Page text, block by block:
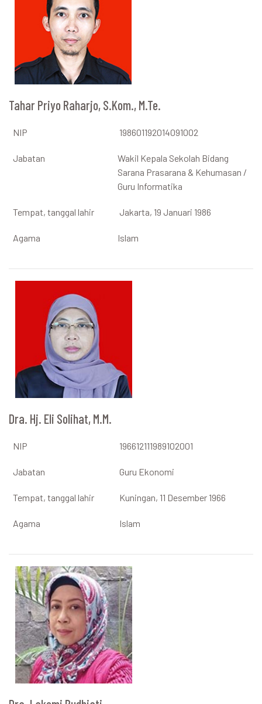
Tahar Priyo Raharjo, S.Kom., M.Te.
NIP 198601192014091002
Jabatan
Wakil Kepala Sekolah Bidang
Sarana Prasarana & Kehumasan /
Guru Informatika
Tempat, tanggal lahir Jakarta, 19 Januari 1986
Agama Islam
Dra. Hj. Eli Solihat, M.M.
NIP 196612111989102001
Jabatan Guru Ekonomi
Tempat, tanggal lahir Kuningan, 11 Desember 1966
Agama Islam